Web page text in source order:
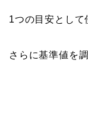
1つの目安として
さらに基準値を